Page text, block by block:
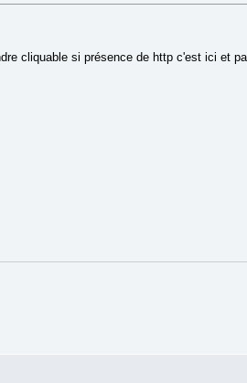
cliquable si présence de http c'est ici et